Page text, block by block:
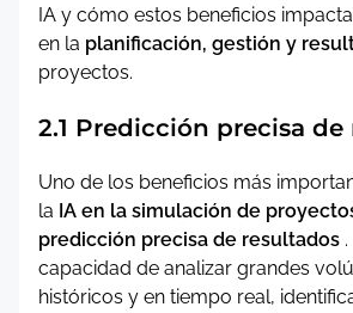
IA y cómo estos beneficios
en la planificación, gestión y
proyectos.
2.1 Predicción precisa
Uno de los beneficios más
la IA en la simulación de
predicción precisa de resultados
capacidad de analizar grandes
históricos y en tiempo real,